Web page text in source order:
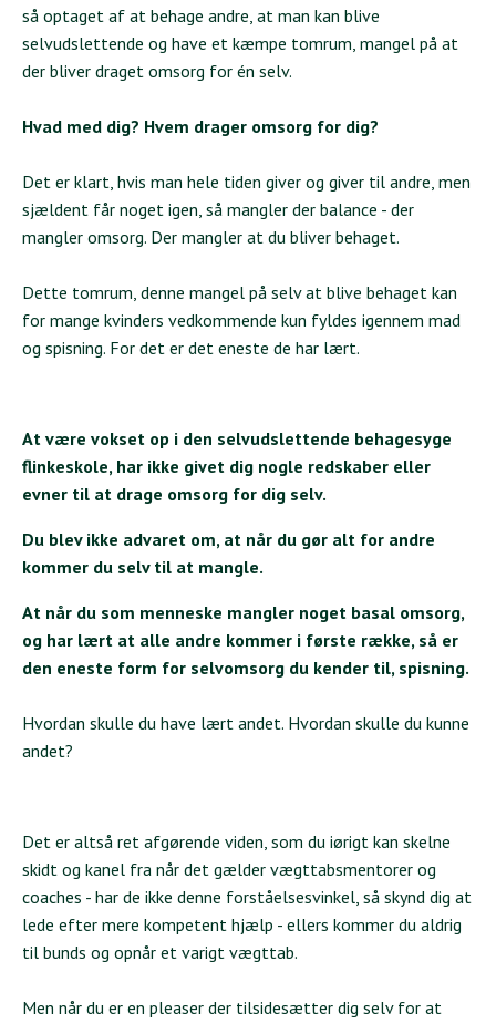
så optaget af at behage andre, at man kan blive
selvudslettende og have et kæmpe tomrum, mangel på at
der bliver draget omsorg for én selv.
Hvad med dig? Hvem drager omsorg for dig?
Det er klart, hvis man hele tiden giver og giver til andre, men
sjældent får noget igen, så mangler der balance - der
mangler omsorg. Der mangler at du bliver behaget.
Dette tomrum, denne mangel på selv at blive behaget kan
for mange kvinders vedkommende kun fyldes igennem mad
og spisning. For det er det eneste de har lært.
At være vokset op i den selvudslettende behagesyge
flinkeskole, har ikke givet dig nogle redskaber eller
evner til at drage omsorg for dig selv.
Du blev ikke advaret om, at når du gør alt for andre
kommer du selv til at mangle.
At når du som menneske mangler noget basal omsorg,
og har lært at alle andre kommer i første række, så er
den eneste form for selvomsorg du kender til, spisning.
Hvordan skulle du have lært andet. Hvordan skulle du kunne
andet?
Det er altså ret afgørende viden, som du iørigt kan skelne
skidt og kanel fra når det gælder vægttabsmentorer og
coaches - har de ikke denne forståelsesvinkel, så skynd dig at
lede efter mere kompetent hjælp - ellers kommer du aldrig
til bunds og opnår et varigt vægttab.
Men når du er en pleaser der tilsidesætter dig selv for at